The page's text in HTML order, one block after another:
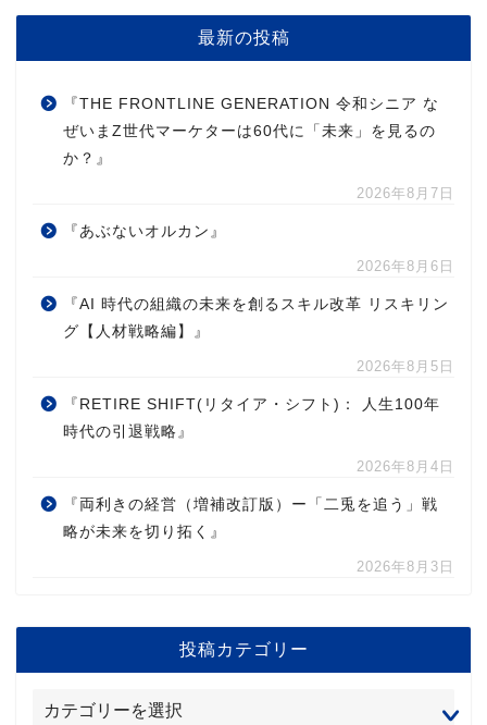
最新の投稿
『THE FRONTLINE GENERATION 令和シニア な
ぜいまZ世代マーケターは60代に「未来」を見るの
か？』
2026年8月7日
『あぶないオルカン』
2026年8月6日
『AI 時代の組織の未来を創るスキル改革 リスキリン
グ【人材戦略編】』
2026年8月5日
『RETIRE SHIFT(リタイア・シフト)： 人生100年
時代の引退戦略』
2026年8月4日
『両利きの経営（増補改訂版）ー「二兎を追う」戦
略が未来を切り拓く』
2026年8月3日
投稿カテゴリー